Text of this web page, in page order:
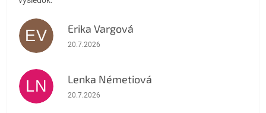
EV Erika Vargová
Hodnotenie obchodu je 5 z 5 hviezdičiek.
20.7.2026
LN Lenka Németiová
Hodnotenie obchodu je 5 z 5 hviezdičiek.
20.7.2026